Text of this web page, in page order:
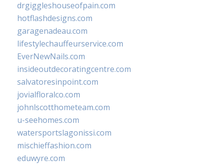
drgiggleshouseofpain.com
hotflashdesigns.com
garagenadeau.com
lifestylechauffeurservice.com
EverNewNails.com
insideoutdecoratingcentre.com
salvatoresinpoint.com
jovialfloralco.com
johnlscotthometeam.com
u-seehomes.com
watersportslagonissi.com
mischieffashion.com
eduwyre.com